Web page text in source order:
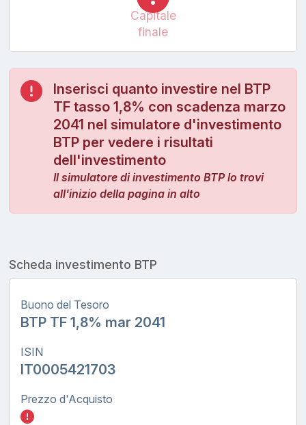
Capitale
finale
Inserisci quanto investire nel BTP
TF tasso 1,8% con scadenza marzo
2041 nel simulatore d'investimento
BTP per vedere i risultati
dell'investimento
Il simulatore di investimento BTP lo trovi
all'inizio della pagina in alto
Scheda investimento BTP
Buono del Tesoro
BTP TF 1,8% mar 2041
ISIN
IT0005421703
Prezzo d'Acquisto
Inserisci quanto investire nel BTP TF